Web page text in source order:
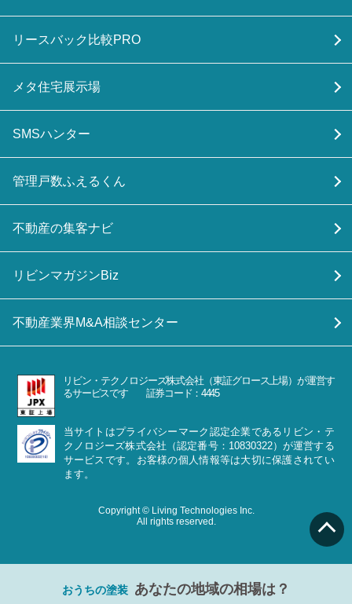
リースバック比較PRO
メタ住宅展示場
SMSハンター
管理戸数ふえるくん
不動産の集客ナビ
リビンマガジンBiz
不動産業界M&A相談センター
リビン・テクノロジーズ株式会社（東証グロース上場）が運営す
るサービスです 証券コード：4445
当サイトはプライバシーマーク認定企業であるリビン・テ
クノロジーズ株式会社（認定番号：10830322）が運営する
サービスです。お客様の個人情報等は大切に保護されてい
ます。
Copyright © Living Technologies Inc.
All rights reserved.
おうちの塗装 あなたの地域の相場は？